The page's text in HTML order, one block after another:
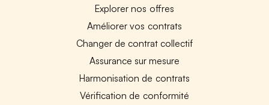
Explorer nos offres
Améliorer vos contrats
Changer de contrat collectif
Assurance sur mesure
Harmonisation de contrats
Vérification de conformité